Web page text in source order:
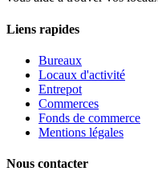
Liens rapides
Bureaux
Locaux d'activité
Entrepot
Commerces
Fonds de commerce
Mentions légales
Nous contacter